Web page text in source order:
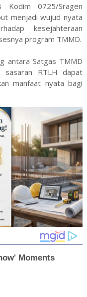
Kodim 0725/Sragen
menjadi wujud nyata
kesejahteraan
program TMMD.
antara Satgas TMMD
sasaran RTLH dapat
manfaat nyata bagi